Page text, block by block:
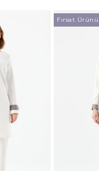
Fırsat Ürünü